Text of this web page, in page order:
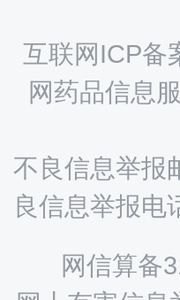
互联网ICP备
网药品信息
不良信息举报
良信息举报电
网信算备